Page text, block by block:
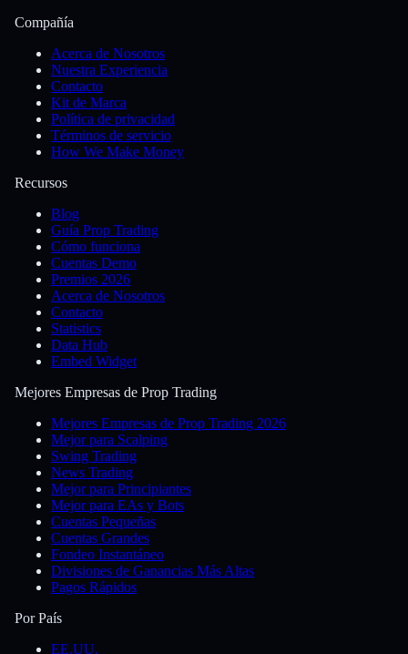
Compañía
Acerca de Nosotros
Nuestra Experiencia
Contacto
Kit de Marca
Política de privacidad
Términos de servicio
How We Make Money
Recursos
Blog
Guía Prop Trading
Cómo funciona
Cuentas Demo
Premios 2026
Acerca de Nosotros
Contacto
Statistics
Data Hub
Embed Widget
Mejores Empresas de Prop Trading
Mejores Empresas de Prop Trading 2026
Mejor para Scalping
Swing Trading
News Trading
Mejor para Principiantes
Mejor para EAs y Bots
Cuentas Pequeñas
Cuentas Grandes
Fondeo Instantáneo
Divisiones de Ganancias Más Altas
Pagos Rápidos
Por País
EE.UU.